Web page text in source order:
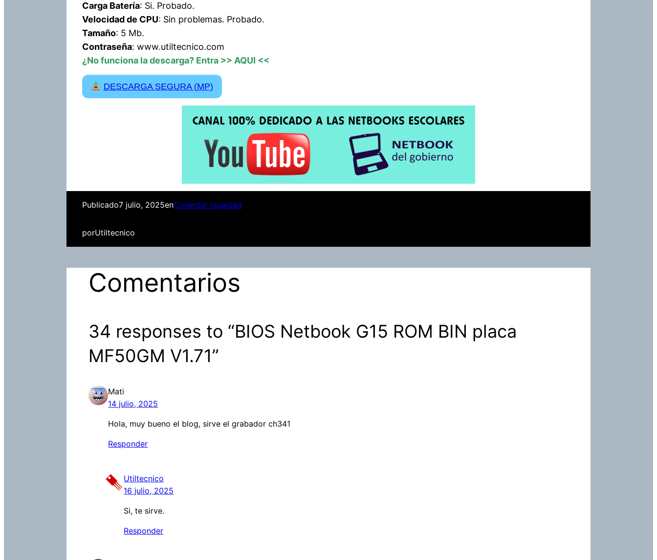
Carga Batería: Si. Probado.
Velocidad de CPU: Sin problemas. Probado.
Tamaño: 5 Mb.
Contraseña: www.utiltecnico.com
¿No funciona la descarga? Entra >> AQUI <<
DESCARGA SEGURA (MP)
Publicado7 julio, 2025enConectar Igualdad
porUtiltecnico
Comentarios
34 responses to “BIOS Netbook G15 ROM BIN placa
MF50GM V1.71”
Mati
14 julio, 2025
Hola, muy bueno el blog, sirve el grabador ch341
Responder
Utiltecnico
16 julio, 2025
Si, te sirve.
Responder